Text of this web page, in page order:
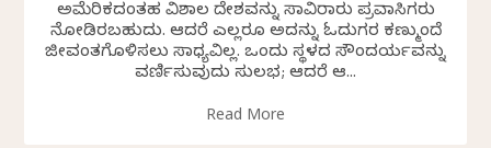
ಅಮೆರಿಕದಂತಹ ವಿಶಾಲ ದೇಶವನ್ನು ಸಾವಿರಾರು ಪ್ರವಾಸಿಗರು
ನೋಡಿರಬಹುದು. ಆದರೆ ಎಲ್ಲರೂ ಅದನ್ನು ಓದುಗರ ಕಣ್ಮುಂದೆ
ಜೀವಂತಗೊಳಿಸಲು ಸಾಧ್ಯವಿಲ್ಲ. ಒಂದು ಸ್ಥಳದ ಸೌಂದರ್ಯವನ್ನು
ವರ್ಣಿಸುವುದು ಸುಲಭ; ಆದರೆ ಆ...
Read More